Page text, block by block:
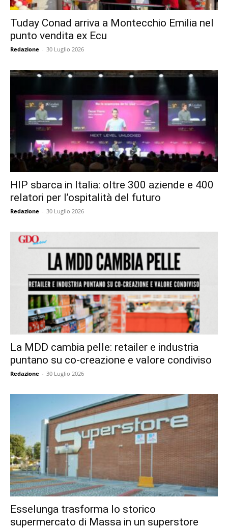
Tuday Conad arriva a Montecchio Emilia nel
punto vendita ex Ecu
Redazione - 30 Luglio 2026
HIP sbarca in Italia: oltre 300 aziende e 400
relatori per l’ospitalità del futuro
Redazione - 30 Luglio 2026
La MDD cambia pelle: retailer e industria
puntano su co-creazione e valore condiviso
Redazione - 30 Luglio 2026
Esselunga trasforma lo storico
supermercato di Massa in un superstore